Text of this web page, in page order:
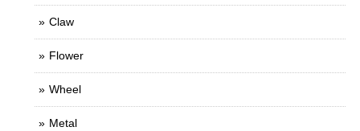
Claw
Flower
Wheel
Metal